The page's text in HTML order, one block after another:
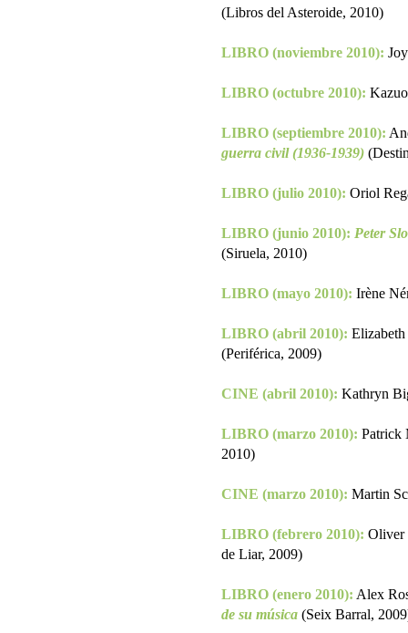
(Libros del Asteroide, 2010)
LIBRO (noviembre 2010):
LIBRO (octubre 2010):
LIBRO (septiembre 2010):
guerra civil (1936-1939)
LIBRO (julio 2010): Oriol
LIBRO (junio 2010): Peter
(Siruela, 2010)
LIBRO (mayo 2010): Irène
LIBRO (abril 2010):
(Periférica, 2009)
CINE (abril 2010): Kathryn
LIBRO (marzo 2010): Patrick
2010)
CINE (marzo 2010): Martin
LIBRO (febrero 2010): Oliver
de Liar, 2009)
LIBRO (enero 2010): Alex
de su música (Seix Barral,